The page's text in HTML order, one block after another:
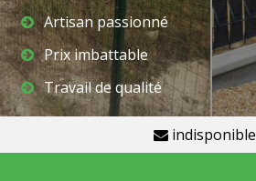
Artisan passionné
Prix imbattable
Travail de qualité
indisponible